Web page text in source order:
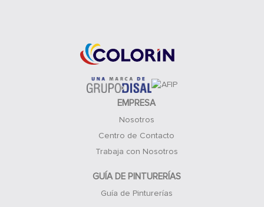
EMPRESA
Nosotros
Centro de Contacto
Trabaja con Nosotros
GUÍA DE PINTURERÍAS
Guía de Pinturerías